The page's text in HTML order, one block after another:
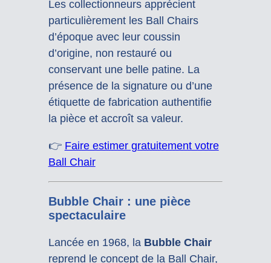
Les collectionneurs apprécient
particulièrement les Ball Chairs
d’époque avec leur coussin
d’origine, non restauré ou
conservant une belle patine. La
présence de la signature ou d’une
étiquette de fabrication authentifie
la pièce et accroît sa valeur.
👉 Faire estimer gratuitement votre
Ball Chair
Bubble Chair : une pièce
spectaculaire
Lancée en 1968, la Bubble Chair
reprend le concept de la Ball Chair,